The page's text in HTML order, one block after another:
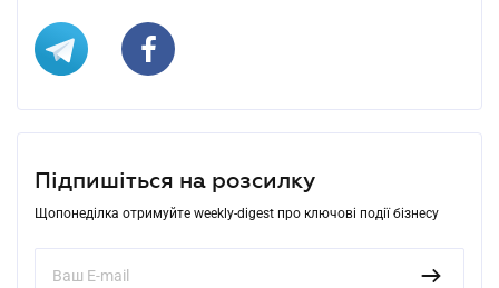
Підпишіться на розсилку
Щопонеділка отримуйте weekly-digest про ключові події бізнесу